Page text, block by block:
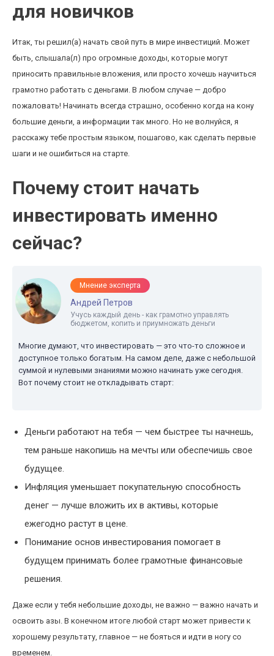
для новичков
Итак, ты решил(а) начать свой путь в мире инвестиций. Может
быть, слышала(л) про огромные доходы, которые могут
приносить правильные вложения, или просто хочешь научиться
грамотно работать с деньгами. В любом случае — добро
пожаловать! Начинать всегда страшно, особенно когда на кону
большие деньги, а информации так много. Но не волнуйся, я
расскажу тебе простым языком, пошагово, как сделать первые
шаги и не ошибиться на старте.
Почему стоит начать
инвестировать именно
сейчас?
Мнение эксперта
Андрей Петров
Учусь каждый день - как грамотно управлять
бюджетом, копить и приумножать деньги
Многие думают, что инвестировать — это что-то сложное и
доступное только богатым. На самом деле, даже с небольшой
суммой и нулевыми знаниями можно начинать уже сегодня.
Вот почему стоит не откладывать старт:
Деньги работают на тебя — чем быстрее ты начнешь,
тем раньше накопишь на мечты или обеспечишь свое
будущее.
Инфляция уменьшает покупательную способность
денег — лучше вложить их в активы, которые
ежегодно растут в цене.
Понимание основ инвестирования помогает в
будущем принимать более грамотные финансовые
решения.
Даже если у тебя небольшие доходы, не важно — важно начать и
освоить азы. В конечном итоге любой старт может привести к
хорошему результату, главное — не бояться и идти в ногу со
временем.